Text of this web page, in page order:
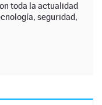
toda la actualidad
seguridad,